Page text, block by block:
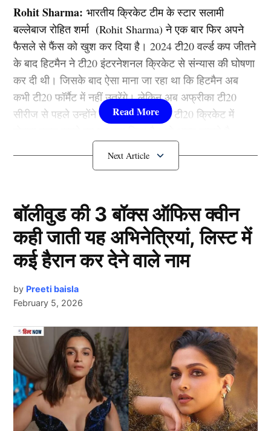
Rohit Sharma:भारतीय क्रिकेट टीम के स्टार सलामी
बल्लेबाज रोहित शर्मा (Rohit Sharma) ने एक बार फिर अपने
फैसले से फैंस को खुश कर दिया है। 2024 टी20 वर्ल्ड कप जीतने
के बाद हिटमैन ने टी20 इंटरनेशनल क्रिकेट से संन्यास की घोषणा
कर दी थी। जिसके बाद ऐसा माना जा रहा था कि हिटमैन अब
कभी टी20 फॉर्मैट में नहीं उतरेंगे। लेकिन अब अफ्रीका टी20
सीरीज से पहले उन्होंने बड़ा फैसला लेते हुए टी20 क्रिकेट में
आखिर किस टूर्नामेंट से टी20 फॉर्मेट में वापसी करेंगे रोहित
टी20 क्रिकेट में हुई Rohit Sharma की
वापसी
Rohit Sharma
दरअसल, विराट कोहली के बाद अब रोहित शर्मा (Rohit
Sharma) ने भी घरेलू टी20 टूर्नामेंट सैयद मुश्ताक अली ट्रॉफी
Next Article
बॉलीवुड की 3 बॉक्स ऑफिस क्वीन
कही जाती यह अभिनेत्रियां, लिस्ट में
कई हैरान कर देने वाले नाम
by Preeti baisla
February 5, 2026